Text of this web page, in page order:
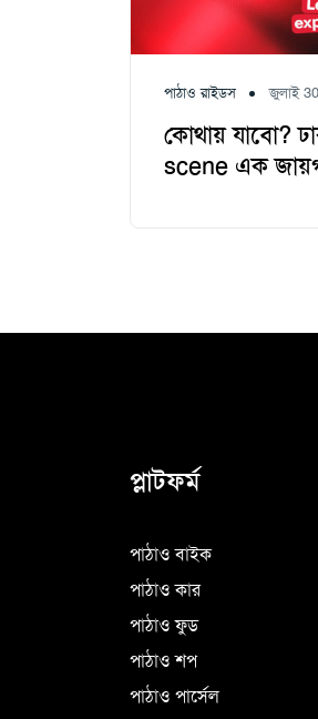
পাঠাও রাইডস জুলাই
কোথায় যাবো?
scene এক
প্লাটফর্ম
পাঠাও বাইক
পাঠাও কার
পাঠাও ফুড
পাঠাও শপ
পাঠাও পার্সেল